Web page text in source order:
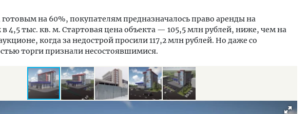
на 60%, покупателям предназначалось право аренды на
4,5 тыс. кв. м. Стартовая цена объекта — 105,5 млн рублей, ниже, чем на
когда за недострой просили 117,2 млн рублей. Но даже со
торги признали несостоявшимися.